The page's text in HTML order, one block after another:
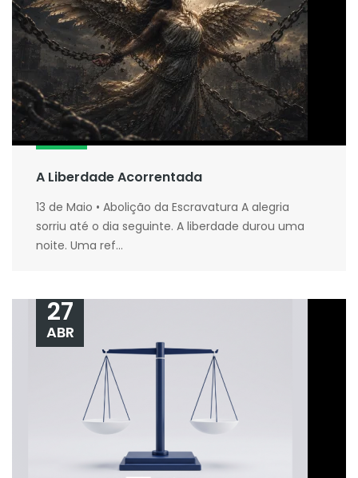
A Liberdade Acorrentada
13 de Maio • Abolição da Escravatura A alegria
sorriu até o dia seguinte. A liberdade durou uma
noite. Uma ref...
27
ABR